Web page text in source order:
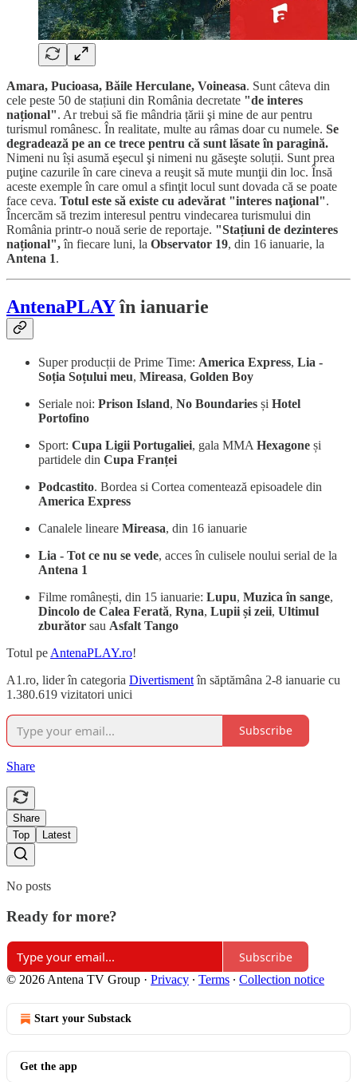
Amara, Pucioasa, Băile Herculane, Voineasa. Sunt câteva din
cele peste 50 de stațiuni din România decretate "de interes
național". Ar trebui să fie mândria țării şi mine de aur pentru
turismul românesc. În realitate, multe au râmas doar cu numele. Se
degradează pe an ce trece pentru că sunt lăsate în paragină.
Nimeni nu își asumă eşecul şi nimeni nu găseşte soluții. Sunt prea
puţine cazurile în care cineva a reuşit să mute munţii din loc. Însă
aceste exemple în care omul a sfinţit locul sunt dovada că se poate
face ceva. Totul este să existe cu adevărat "interes naţional".
Încercăm să trezim interesul pentru vindecarea turismului din
România printr-o nouă serie de reportaje. "Stațiuni de dezinteres
național",în fiecare luni, la Observator 19, din 16 ianuarie, la
Antena 1.
AntenaPLAYîn ianuarie
Super producții de Prime Time: America Express, Lia -
Soția Soțului meu, Mireasa, Golden Boy
Seriale noi: Prison Island, No Boundaries și Hotel
Portofino
Sport: Cupa Ligii Portugaliei, gala MMA Hexagone și
partidele din Cupa Franței
Podcastito. Bordea si Cortea comentează episoadele din
America Express
Canalele lineare Mireasa, din 16 ianuarie
Lia - Tot ce nu se vede, acces în culisele noului serial de la
Antena 1
Filme românești, din 15 ianuarie: Lupu, Muzica în sange,
Dincolo de Calea Ferată, Ryna, Lupii și zeii, Ultimul
zburător sau Asfalt Tango
Totul pe AntenaPLAY.ro!
A1.ro, lider în categoria Divertismentîn săptămâna 2-8 ianuarie cu
1.380.619 vizitatori unici
Subscribe
Share
Share
Top
Latest
No posts
Ready for more?
Subscribe
© 2026 Antena TV Group · Privacy ∙ Terms ∙ Collection notice
Start your Substack
Get the app